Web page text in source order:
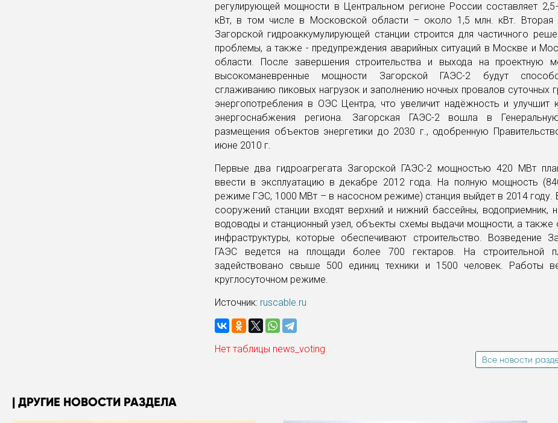
регулирующей мощности в Центральном регионе России составляет
кВт, в том числе в Московской области – около 1,5 млн. кВт. Вторая
Загорской гидроаккумулирующей станции строится для частичного
проблемы, а также - предупреждения аварийных ситуаций в Москве и
области. После завершения строительства и выхода на проектную
высокоманевренные мощности Загорской ГАЭС-2 будут
сглаживанию пиковых нагрузок и заполнению ночных провалов суточных
энергопотребления в ОЭС Центра, что увеличит надёжность и улучшит
энергоснабжения региона. Загорская ГАЭС-2 вошла в
размещения объектов энергетики до 2030 г., одобренную
июне 2010 г.
Первые два гидроагрегата Загорской ГАЭС-2 мощностью 420 МВт
ввести в эксплуатацию в декабре 2012 года. На полную мощность
режиме ГЭС, 1000 МВт – в насосном режиме) станция выйдет в 2014 году.
сооружений станции входят верхний и нижний бассейны, водоприемник,
водоводы и станционный узел, объекты схемы выдачи мощности, а также
инфраструктуры, которые обеспечивают строительство. Возведение
ГАЭС ведется на площади более 700 гектаров. На строительной
задействовано свыше 500 единиц техники и 1500 человек. Работы
круглосуточном режиме.
Источник: ruscable.ru
Нет таблицы news_voting
Все новости
ДРУГИЕ НОВОСТИ РАЗДЕЛА